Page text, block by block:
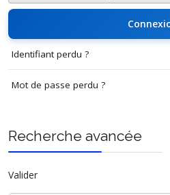
Identifiant perdu ?
Mot de passe perdu ?
Recherche avancée
Valider